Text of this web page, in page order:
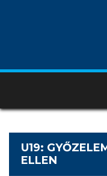
U19:
ELLEN